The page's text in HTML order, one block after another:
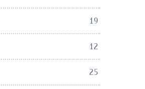
19
12
25